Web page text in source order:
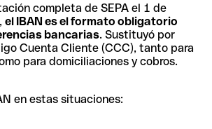
completa de SEPA el 1 de
el IBAN es el formato obligatorio
bancarias. Sustituyó por
Cuenta Cliente (CCC), tanto para
para domiciliaciones y cobros.
en estas situaciones: